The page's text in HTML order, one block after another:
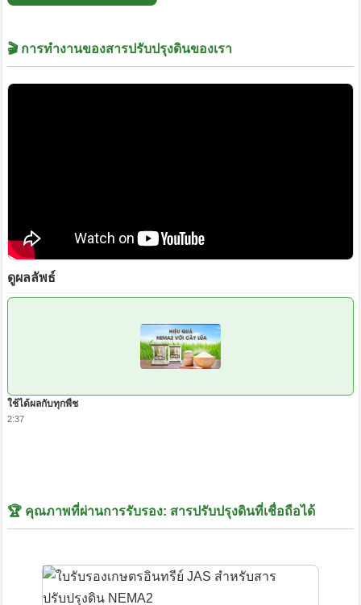
🎬 การทำงานของสารปรับปรุงดินของเรา
ดูผลลัพธ์
ใช้ได้ผลกับทุกพืช
2:37
🏆 คุณภาพที่ผ่านการรับรอง: สารปรับปรุงดินที่เชื่อถือได้